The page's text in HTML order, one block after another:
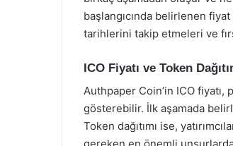
başlangıcında belirlenen
tarihlerini takip etmeleri ve
ICO Fiyatı ve Token
Authpaper Coin’in ICO
gösterebilir. İlk aşamada
Token dağıtımı ise,